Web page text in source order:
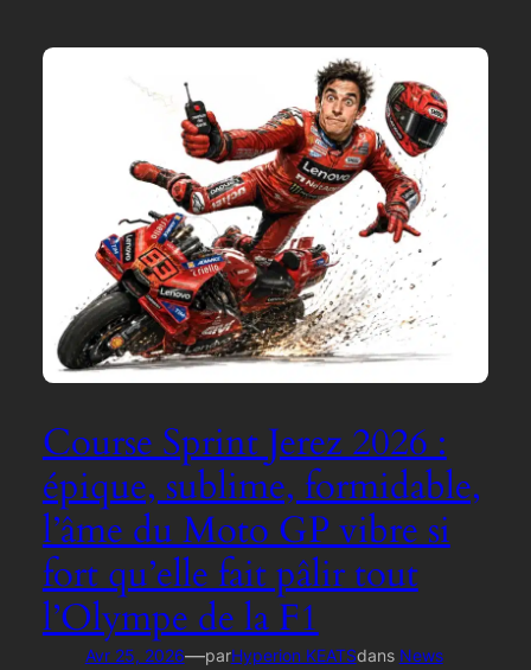
Course Sprint Jerez 2026 :
épique, sublime, formidable,
l’âme du Moto GP vibre si
fort qu’elle fait pâlir tout
l’Olympe de la F1
Avr 25, 2026—parHyperion KEATSdans News